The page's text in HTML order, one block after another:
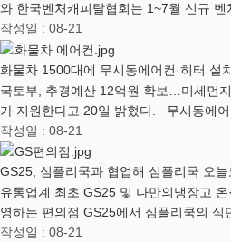
와 한국벤처캐피탈협회는 1~7월 신규
작성일 : 08-21
화물차 1500대에 무시동에어컨·히터 설
국토부, 추경예산 12억원 확보…미세먼
가 지원한다고 20일 밝혔다. 무시동에
작성일 : 08-21
GS25, 심플리쿡과 협업해 심플리쿡 오
유통업계 최초 GS25 및 나만의냉장고
영하는 편의점 GS25에서 심플리쿡의
작성일 : 08-21